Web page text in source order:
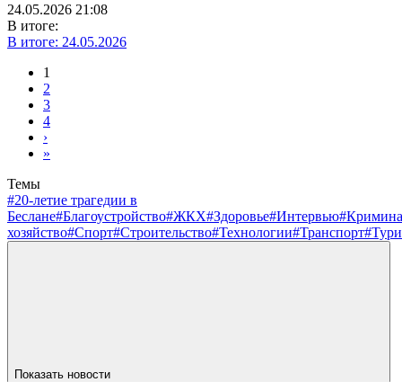
24.05.2026 21:08
В итоге:
В итоге: 24.05.2026
1
2
3
4
›
»
Темы
#20-летие трагедии в
Беслане#Благоустройство#ЖКХ#Здоровье#Интервью
хозяйство#Спорт#Строительство#Технологии#Транспорт
Показать новости